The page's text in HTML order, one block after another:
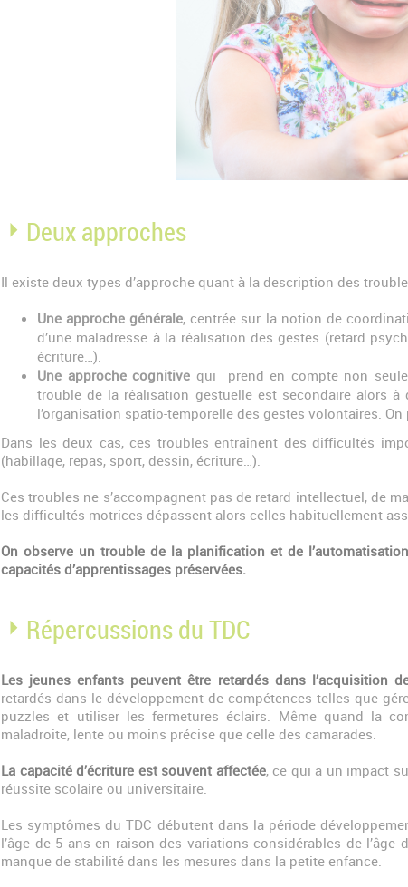
Deux approches
Il existe deux types d’approche quant à la description des
Une approche générale, centrée sur la notion de
d’une maladresse à la réalisation des gestes (retard
écriture…).
Une approche cognitive qui prend en compte non
trouble de la réalisation gestuelle est secondaire alors à
l’organisation spatio-temporelle des gestes volontaires.
Dans les deux cas, ces troubles entraînent des difficultés
(habillage, repas, sport, dessin, écriture…).
Ces troubles ne s’accompagnent pas de retard intellectuel, de
les difficultés motrices dépassent alors celles habituellement
On observe un trouble de la planification et de
capacités d’apprentissages préservées.
Répercussions du TDC
Les jeunes enfants peuvent être retardés dans l’acquisition
retardés dans le développement de compétences telles que
puzzles et utiliser les fermetures éclairs. Même quand la
maladroite, lente ou moins précise que celle des camarades.
La capacité d’écriture est souvent affectée, ce qui a un impact
réussite scolaire ou universitaire.
Les symptômes du TDC débutent dans la période
l’âge de 5 ans en raison des variations considérables de
manque de stabilité dans les mesures dans la petite enfance.